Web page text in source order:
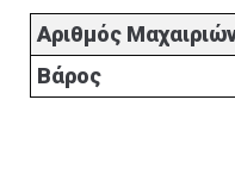
Αριθμός
Βάρος